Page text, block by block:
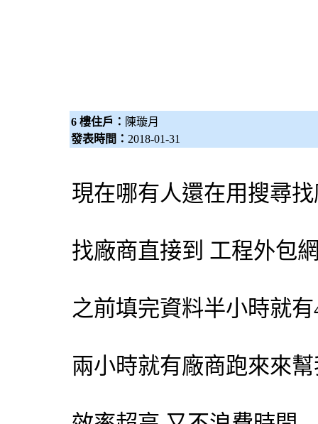
6 樓住戶： 陳璇月
發表時間： 2018-01-31
現在哪有人還在用搜尋
找廠商直接到 工程外包
之前填完資料半小時就
兩小時就有廠商跑來來